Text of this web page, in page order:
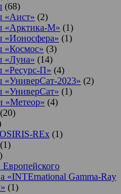
(68)
«Аист» (2)
«Арктика-М» (1)
«Ионосфера» (1)
«Космос» (3)
«Луна» (14)
«Ресурс-П» (4)
«УниверСат-2023» (2)
«УниверСат» (1)
«Метеор» (4)
(20)
REx (1)
(1)
Европейского
«INTErnational Gamma-Ray
(1)